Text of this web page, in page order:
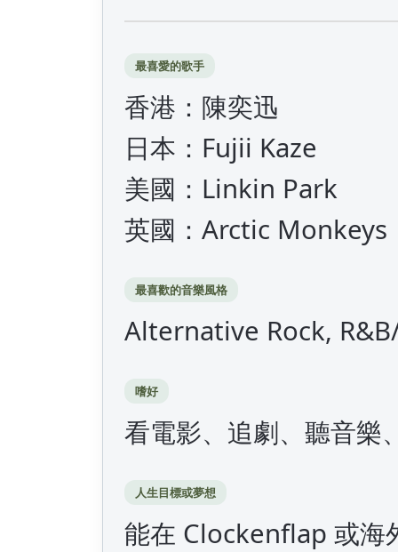
最喜愛的歌手
香港：陳奕迅
日本：Fujii Kaze
美國：Linkin Park
英國：Arctic Monkeys
最喜歡的音樂風格
Alternative Rock,
嗜好
看電影、追劇、聽音樂
人生目標或夢想
能在 Clockenflap 或海